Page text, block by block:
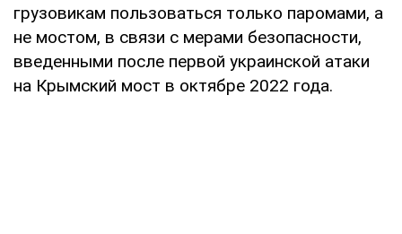
грузовикам пользоваться только паромами, а
не мостом, в связи с мерами безопасности,
введенными после первой украинской атаки
на Крымский мост в октябре 2022 года.